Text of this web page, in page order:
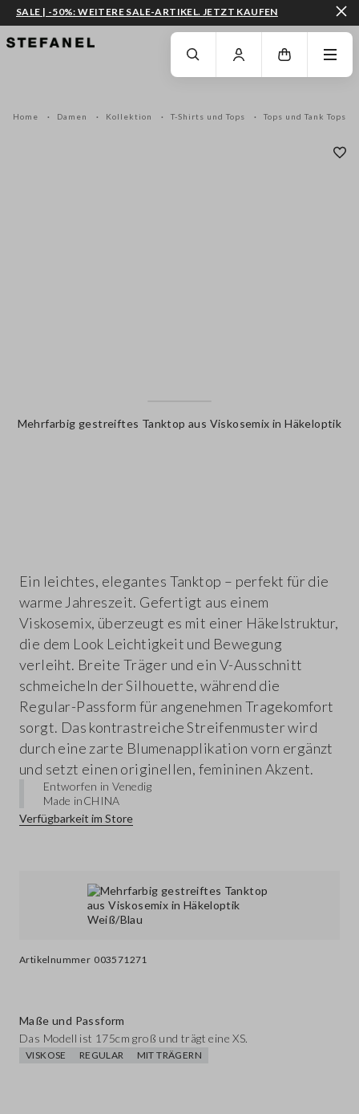
ZUM HAUPTINHALT SPRINGEN GEHEN SIE ZUM ENDE DER SEITE
SALE | -50%: WEITERE SALE-ARTIKEL. JETZT KAUFEN
Home Damen Kollektion T-Shirts und Tops Tops und Tank Tops
Mehrfarbig gestreiftes Tanktop aus Viskosemix in Häkeloptik
Artikelnummer 003571271
Ein leichtes, elegantes Tanktop – perfekt für die
warme Jahreszeit. Gefertigt aus einem
Viskosemix, überzeugt es mit einer Häkelstruktur,
die dem Look Leichtigkeit und Bewegung
verleiht. Breite Träger und ein V-Ausschnitt
schmeicheln der Silhouette, während die
Regular-Passform für angenehmen Tragekomfort
sorgt. Das kontrastreiche Streifenmuster wird
durch eine zarte Blumenapplikation vorn ergänzt
und setzt einen originellen, femininen Akzent.
Entworfen in Venedig
Made inCHINA
Verfügbarkeit im Store
Maße und Passform
Das Modell ist 175cm groß und trägt eine XS.
VISKOSE REGULAR MIT TRÄGERN